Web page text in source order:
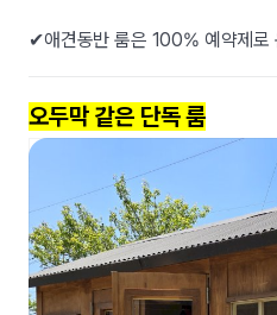
✔애견동반 룸은 100% 예약제로
오두막 같은 단독 룸